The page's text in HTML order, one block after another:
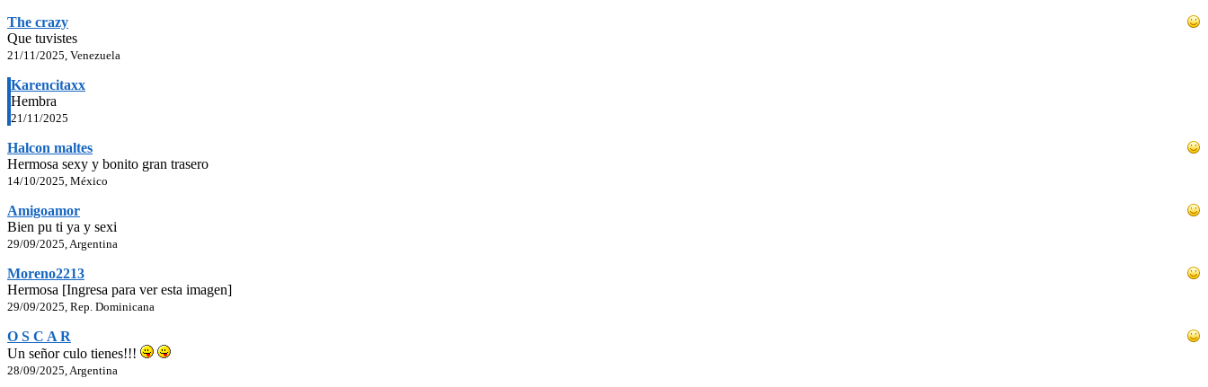
The crazy
Que tuvistes
21/11/2025, Venezuela
Karencitaxx
Hembra
21/11/2025
Halcon maltes
Hermosa sexy y bonito gran trasero
14/10/2025, México
Amigoamor
Bien pu ti ya y sexi
29/09/2025, Argentina
Moreno2213
Hermosa [Ingresa para ver esta imagen]
29/09/2025, Rep. Dominicana
O S C A R
Un señor culo tienes!!!
28/09/2025, Argentina